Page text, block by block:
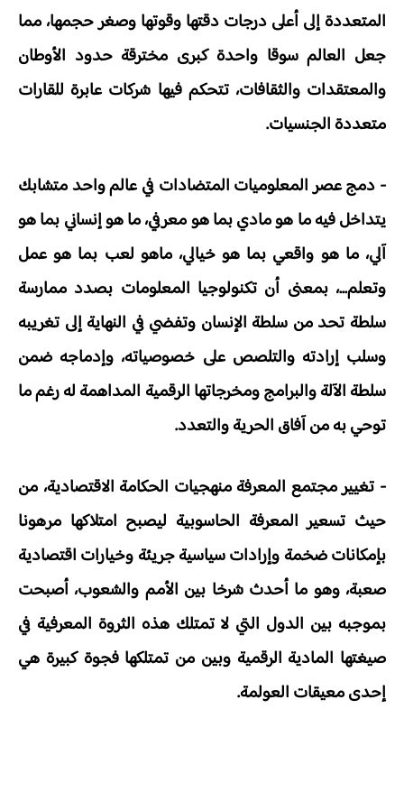
المتعددة إلى أعلى درجات دقتها وقوتها وصغر حجمها، مما
جعل العالم سوقا واحدة كبرى مخترقة حدود الأوطان
والمعتقدات والثقافات، تتحكم فيها شركات عابرة للقارات
متعددة الجنسيات.
- دمج عصر المعلوميات المتضادات في عالم واحد متشابك
يتداخل فيه ما هو مادي بما هو معرفي، ما هو إنساني بما هو
آلي، ما هو واقعي بما هو خيالي، ماهو لعب بما هو عمل
وتعلم...، بمعنى أن تكنولوجيا المعلومات بصدد ممارسة
سلطة تحد من سلطة الإنسان وتفضي في النهاية إلى تغريبه
وسلب إرادته والتلصص على خصوصياته، وإدماجه ضمن
سلطة الآلة والبرامج ومخرجاتها الرقمية المداهمة له رغم ما
توحي به من آفاق الحرية والتعدد.
- تغيير مجتمع المعرفة منهجيات الحكامة الاقتصادية، من
حيث تسعير المعرفة الحاسوبية ليصبح امتلاكها مرهونا
بإمكانات ضخمة وإرادات سياسية جريئة وخيارات اقتصادية
صعبة، وهو ما أحدث شرخا بين الأمم والشعوب، أصبحت
بموجبه بين الدول التي لا تمتلك هذه الثروة المعرفية في
صيغتها المادية الرقمية وبين من تمتلكها فجوة كبيرة هي
إحدى معيقات العولمة.